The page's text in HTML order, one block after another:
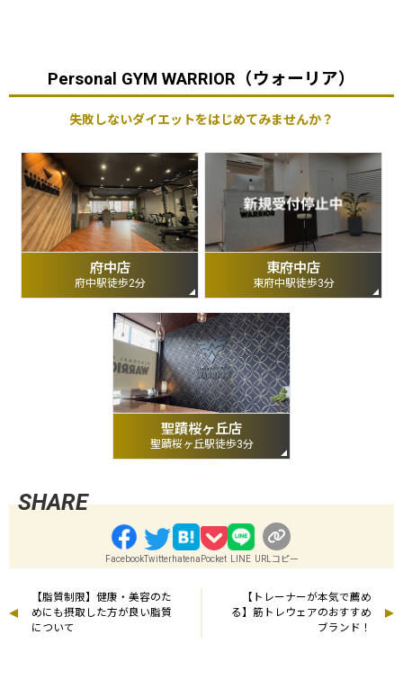
Personal GYM WARRIOR（ウォーリア）
失敗しないダイエットをはじめてみませんか？
府中店
府中駅徒歩2分
東府中店
東府中駅徒歩3分
聖蹟桜ヶ丘店
聖蹟桜ヶ丘駅徒歩3分
FacebookTwitterhatena Pocket LINE URLコピー
【脂質制限】健康・美容のた
めにも摂取した方が良い脂質
について
【トレーナーが本気で薦め
る】筋トレウェアのおすすめ
ブランド！